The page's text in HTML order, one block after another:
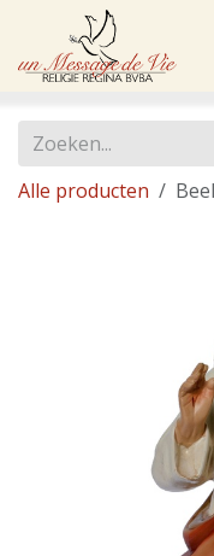
Overslaan naar inhoud
Alle producten